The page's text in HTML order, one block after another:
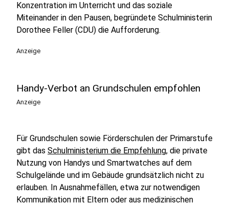
Konzentration im Unterricht und das soziale
Miteinander in den Pausen, begründete Schulministerin
Dorothee Feller (CDU) die Aufforderung.
Anzeige
Handy-Verbot an Grundschulen empfohlen
Anzeige
Für Grundschulen sowie Förderschulen der Primarstufe
gibt das Schulministerium die Empfehlung, die private
Nutzung von Handys und Smartwatches auf dem
Schulgelände und im Gebäude grundsätzlich nicht zu
erlauben. In Ausnahmefällen, etwa zur notwendigen
Kommunikation mit Eltern oder aus medizinischen